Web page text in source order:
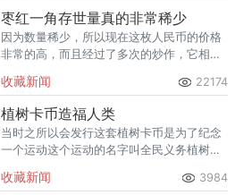
枣红一角存世量真的非常稀少
因为数量稀少，所以现在这枚人民币的价格
非常的高，而且经过了多次的炒作，它相比
佼佼者了。
收藏新闻 22174
植树卡币造福人类
当时之所以会发行这套植树卡币是为了纪念
一个运动这个运动的名字叫全民义务植树运
十年。
收藏新闻 3984